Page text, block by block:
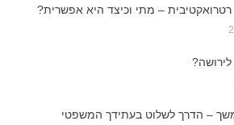
– מתי וכיצד היא אפשרית?
– הדרך לשלוט בעתידך המשפטי